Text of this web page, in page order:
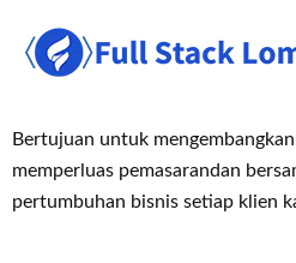
Bertujuan untuk
memperluas pemasarandan
pertumbuhan bisnis setiap klien